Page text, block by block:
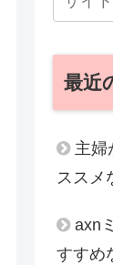
最近
主婦
ススメ
axn
すすめ